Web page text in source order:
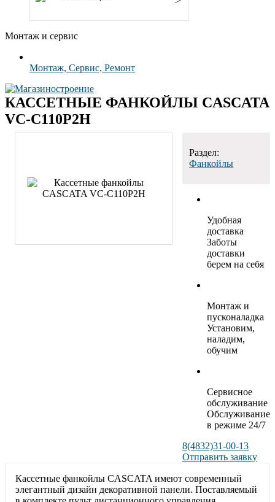
Монтаж и сервис
Монтаж, Сервис, Ремонт
КАССЕТНЫЕ ФАНКОЙЛЫ CASCATA
VC-C110P2H
Раздел:
Фанкойлы
Удобная
доставка
Заботы
доставки
берем на себя
Монтаж и
пусконаладка
Установим,
наладим,
обучим
Сервисное
обслуживание
Обслуживание
в режиме 24/7
8(4832)31-00-13
Отправить заявку
Кассетные фанкойлы CASCATA имеют современный
элегантный дизайн декоративной панели. Поставляемый